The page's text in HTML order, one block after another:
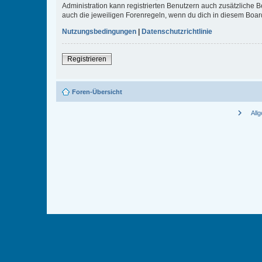
Administration kann registrierten Benutzern auch zusätzliche
auch die jeweiligen Forenregeln, wenn du dich in diesem
Nutzungsbedingungen | Datenschutzrichtlinie
Registrieren
Foren-Übersicht
chevron_right